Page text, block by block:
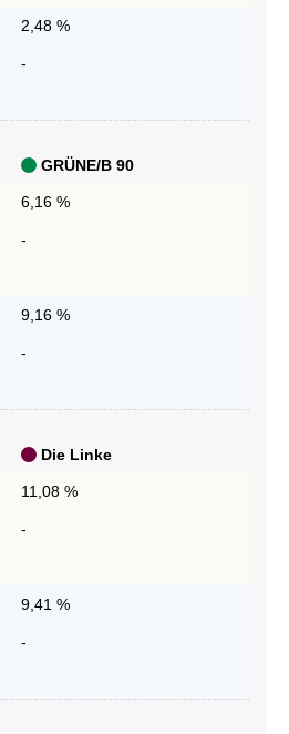
2,48 %
-
GRÜNE/B 90
6,16 %
-
9,16 %
-
Die Linke
11,08 %
-
9,41 %
-